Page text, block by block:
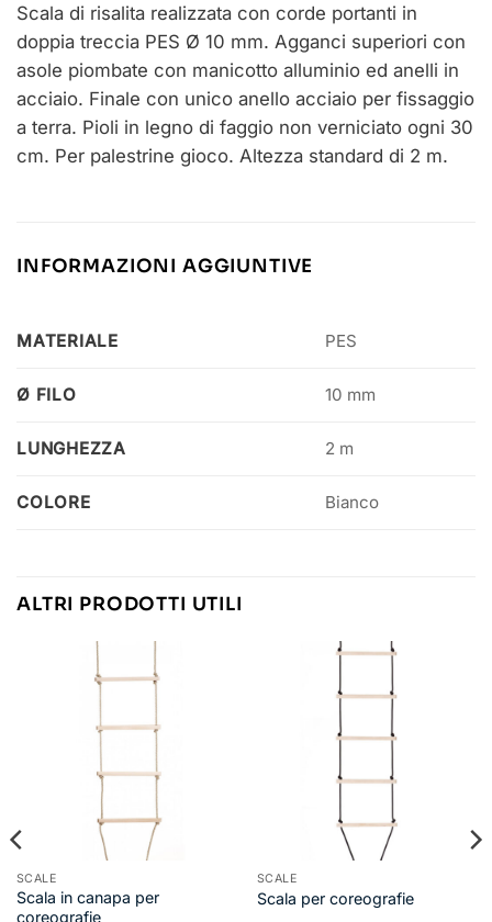
Scala di risalita realizzata con corde portanti in
doppia treccia PES Ø 10 mm. Agganci superiori con
asole piombate con manicotto alluminio ed anelli in
acciaio. Finale con unico anello acciaio per fissaggio
a terra. Pioli in legno di faggio non verniciato ogni 30
cm. Per palestrine gioco. Altezza standard di 2 m.
INFORMAZIONI AGGIUNTIVE
MATERIALE PES
Ø FILO 10 mm
LUNGHEZZA 2 m
COLORE Bianco
ALTRI PRODOTTI UTILI
SCALE
Scala in canapa per
coreografie
SCALE
Scala per coreografie